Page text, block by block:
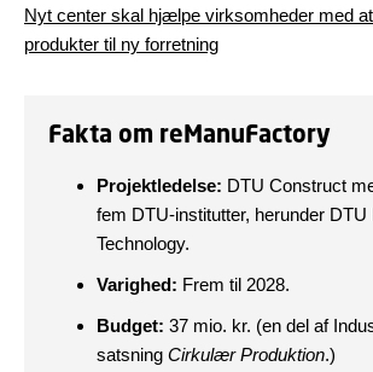
Nyt center skal hjælpe virksomheder med
produkter til ny forretning
Fakta om reManuFactory
Projektledelse: DTU Construct
fem DTU-institutter, herunder DTU
Technology.
Varighed: Frem til 2028.
Budget: 37 mio. kr. (en del af
satsning Cirkulær Produktion.)